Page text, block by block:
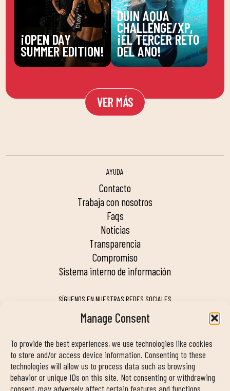
Manage Consent
To provide the best experiences, we use technologies like cookies
to store and/or access device information. Consenting to these
technologies will allow us to process data such as browsing
behavior or unique IDs on this site. Not consenting or withdrawing
consent, may adversely affect certain features and functions.
¡OPEN DAY
SUMMER EDITION!
DUIN AQUA
CHALLENGE/XP,
¡EL TERCER RETO
DEL AÑO!
VER MÁS
AYUDA
contacto
trabaja con nosotros
faqs
noticias
transparencia
compromiso
sistema interno de información
SÍGUENOS EN NUESTRAS REDES SOCIALES
MY DUIN APP